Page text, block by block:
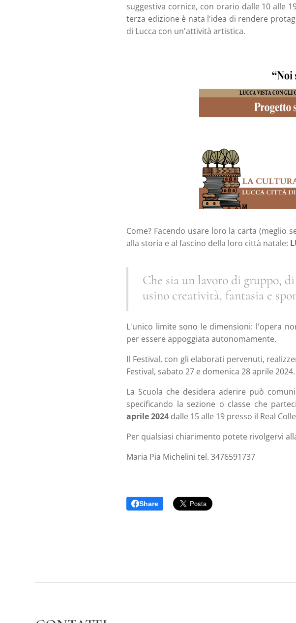
suggestiva cornice, con orario dalle 10 alle
terza edizione è nata l'idea di rendere
di Lucca con un'attività artistica.
Come? Facendo usare loro la carta (meglio
alla storia e al fascino della loro città natale:
Che sia un lavoro di gruppo,
usino creatività, fantasia e
L'unico limite sono le dimensioni: l'opera
per essere appoggiata autonomamente.
Il Festival, con gli elaborati pervenuti,
Festival, sabato 27 e domenica 28 aprile 2024.
La Scuola che desidera aderire può
specificando la sezione o classe che
aprile 2024 dalle 15 alle 19 presso il Real
Per qualsiasi chiarimento potete rivolgervi
Maria Pia Michelini tel. 3476591737
Share